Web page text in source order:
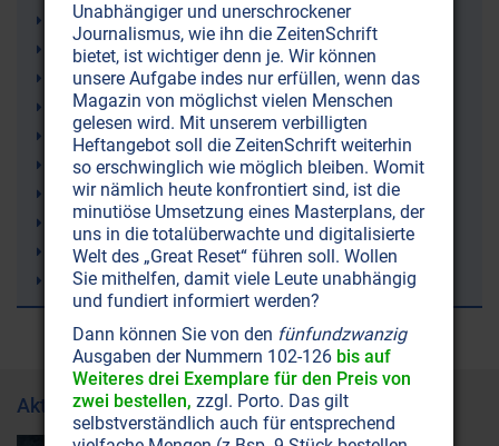
Gelenkschmerzen
Ketone (Ketonkörper)
Ketogene Ernährung (Ketose)
Irland
Demenz
rTMS (repetitive Transkranielle Magnetstimulation)
Lithium
Trampolinspringen
Windkraft (Windräder)
Bienen
Aktuelle Ausgabe
Unabhängiger und unerschrockener
Journalismus, wie ihn die ZeitenSchrift
bietet, ist wichtiger denn je. Wir können
unsere Aufgabe indes nur erfüllen, wenn das
Magazin von möglichst vielen Menschen
gelesen wird. Mit unserem verbilligten
Heftangebot soll die ZeitenSchrift weiterhin
so erschwinglich wie möglich bleiben. Womit
wir nämlich heute konfrontiert sind, ist die
minutiöse Umsetzung eines Masterplans, der
uns in die totalüberwachte und digitalisierte
Welt des „Great Reset“ führen soll. Wollen
Sie mithelfen, damit viele Leute unabhängig
und fundiert informiert werden?
Dann können Sie von den fünfundzwanzig
Ausgaben der Nummern 102-126 bis auf
Weiteres drei Exemplare für den Preis von
zwei bestellen, zzgl. Porto. Das gilt
selbstverständlich auch für entsprechend